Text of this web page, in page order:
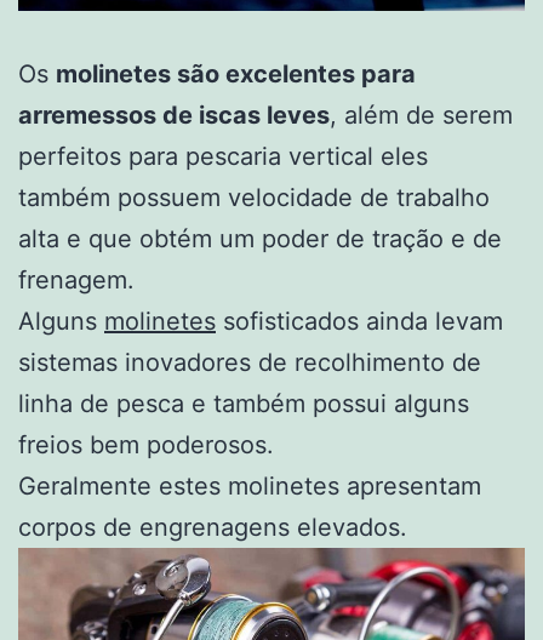
Os molinetes são excelentes para
arremessos de iscas leves, além de serem
perfeitos para pescaria vertical eles
também possuem velocidade de trabalho
alta e que obtém um poder de tração e de
frenagem.
Alguns molinetes sofisticados ainda levam
sistemas inovadores de recolhimento de
linha de pesca e também possui alguns
freios bem poderosos.
Geralmente estes molinetes apresentam
corpos de engrenagens elevados.